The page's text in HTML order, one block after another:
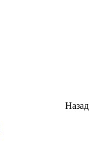
Назад